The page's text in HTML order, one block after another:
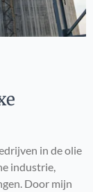
in de olie
industrie,
Door mijn